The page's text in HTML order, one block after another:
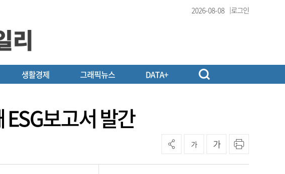
2026-08-08 로그인
생활경제 그래픽뉴스 DATA+
ESG보고서 발간
가 가